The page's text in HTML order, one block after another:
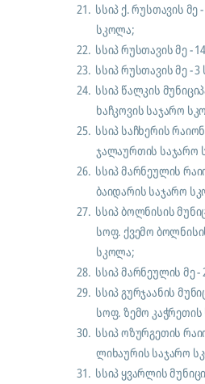
21. სსიპ ქ. რუსთავის მე
სკოლა;
22. სსიპ რუსთავის მე -
23. სსიპ რუსთავის მე -
24. სსიპ წალკის
ხაჩკოვის საჯარო
25. სსიპ საჩხერის
ჯალაურთის საჯარო
26. სსიპ მარნეულის
ბაიდარის საჯარო
27. სსიპ ბოლნისის
სოფ. ქვემო
სკოლა;
28. სსიპ მარნეულის მე
29. სსიპ გურჯაანის
სოფ. ზემო
30. სსიპ ოზურგეთის
ლიხაურის საჯარო
31. სსიპ ყვარლის